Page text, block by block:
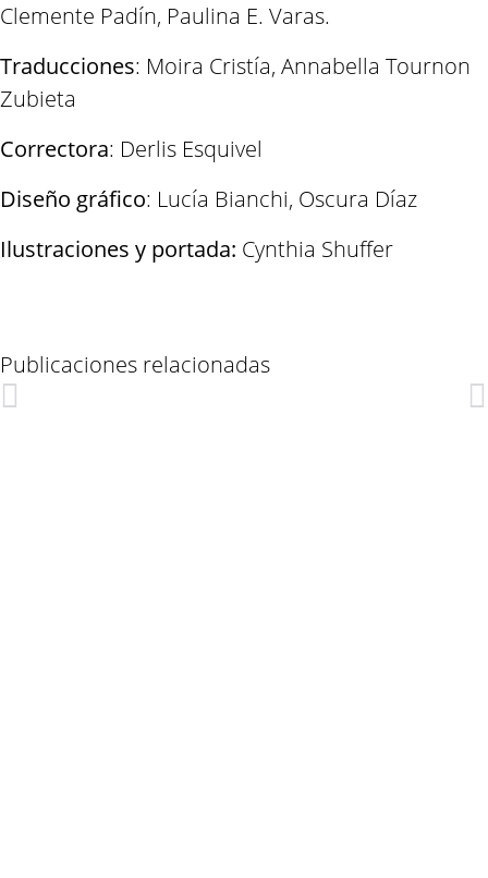
Clemente Padín, Paulina E. Varas.
Traducciones: Moira Cristía, Annabella Tournon
Zubieta
Correctora: Derlis Esquivel
Diseño gráfico: Lucía Bianchi, Oscura Díaz
Ilustraciones y portada: Cynthia Shuffer
Publicaciones relacionadas